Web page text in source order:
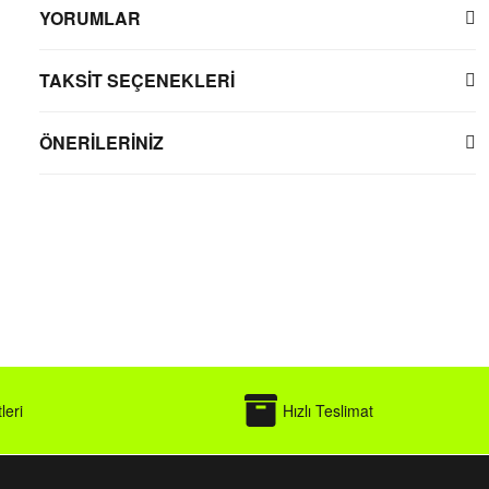
YORUMLAR
TAKSİT SEÇENEKLERİ
ÖNERİLERİNİZ
Hızlı Teslimat